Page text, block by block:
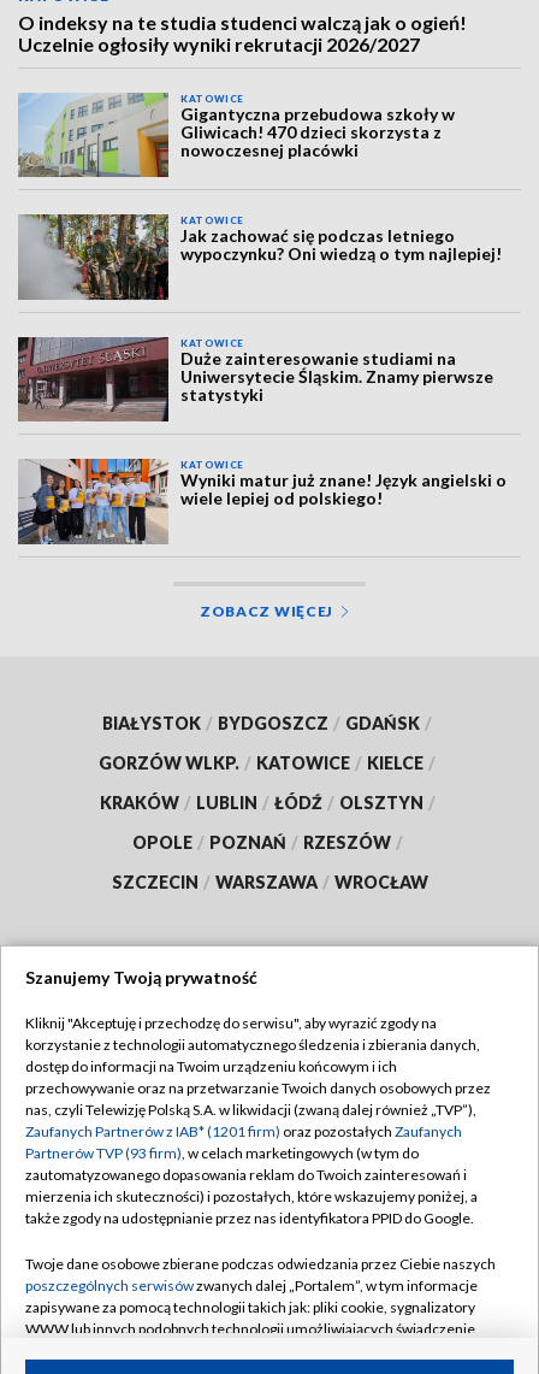
O indeksy na te studia studenci walczą jak o ogień!
Uczelnie ogłosiły wyniki rekrutacji 2026/2027
KATOWICE
Gigantyczna przebudowa szkoły w
Gliwicach! 470 dzieci skorzysta z
nowoczesnej placówki
KATOWICE
Jak zachować się podczas letniego
wypoczynku? Oni wiedzą o tym najlepiej!
KATOWICE
Duże zainteresowanie studiami na
Uniwersytecie Śląskim. Znamy pierwsze
statystyki
KATOWICE
Wyniki matur już znane! Język angielski o
wiele lepiej od polskiego!
ZOBACZ WIĘCEJ
BIAŁYSTOK / BYDGOSZCZ / GDAŃSK /
GORZÓW WLKP. / KATOWICE / KIELCE /
KRAKÓW / LUBLIN / ŁÓDŹ / OLSZTYN /
OPOLE / POZNAŃ / RZESZÓW /
SZCZECIN / WARSZAWA / WROCŁAW
TVP
Abonament TVP
Emisja w TVP
Centrum informacji TVP
Naziemna Telewizja Cyfrowa
Rada Programowa
System NOS
Informacje o nadawcy
Regulamin TVP
Polityka prywatności
Moje zgody
Pomoc
Kontakt
Kanały
Szanujemy Twoją prywatność
Kliknij "Akceptuję i przechodzę do serwisu", aby wyrazić zgody na
korzystanie z technologii automatycznego śledzenia i zbierania danych,
dostęp do informacji na Twoim urządzeniu końcowym i ich
przechowywanie oraz na przetwarzanie Twoich danych osobowych przez
nas, czyli Telewizję Polską S.A. w likwidacji (zwaną dalej również „TVP”),
Zaufanych Partnerów z IAB* (1201 firm) oraz pozostałych Zaufanych
Partnerów TVP (93 firm), w celach marketingowych (w tym do
zautomatyzowanego dopasowania reklam do Twoich zainteresowań i
mierzenia ich skuteczności) i pozostałych, które wskazujemy poniżej, a
także zgody na udostępnianie przez nas identyfikatora PPID do Google.
Twoje dane osobowe zbierane podczas odwiedzania przez Ciebie naszych
poszczególnych serwisówzwanych dalej „Portalem”, w tym informacje
zapisywane za pomocą technologii takich jak: pliki cookie, sygnalizatory
WWW lub innych podobnych technologii umożliwiających świadczenie